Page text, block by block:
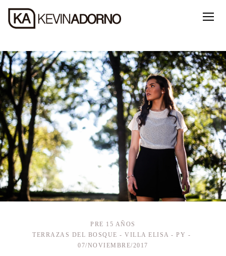
PRE 15 AÑOS
TERRAZAS DEL BOSQUE - VILLA ELISA - PY
07/NOVIEMBRE/2017